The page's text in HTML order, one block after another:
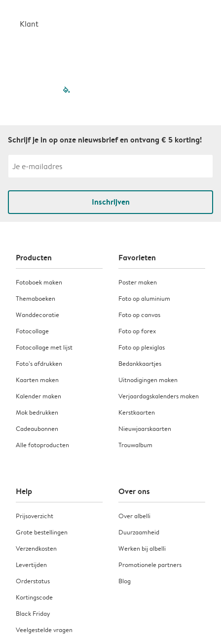
Klant
filled-pagination
Schrijf je in op onze nieuwsbrief en ontvang € 5 korting!
Inschrijven
Producten
Fotoboek maken
Themaboeken
Wanddecoratie
Fotocollage
Fotocollage met lijst
Foto’s afdrukken
Kaarten maken
Kalender maken
Mok bedrukken
Cadeaubonnen
Alle fotoproducten
Favorieten
Poster maken
Foto op aluminium
Foto op canvas
Foto op forex
Foto op plexiglas
Bedankkaartjes
Uitnodigingen maken
Verjaardagskalenders maken
Kerstkaarten
Nieuwjaarskaarten
Trouwalbum
Help
Prijsoverzicht
Grote bestellingen
Verzendkosten
Levertijden
Orderstatus
Kortingscode
Black Friday
Veelgestelde vragen
Over ons
Over albelli
Duurzaamheid
Werken bij albelli
Promotionele partners
Blog